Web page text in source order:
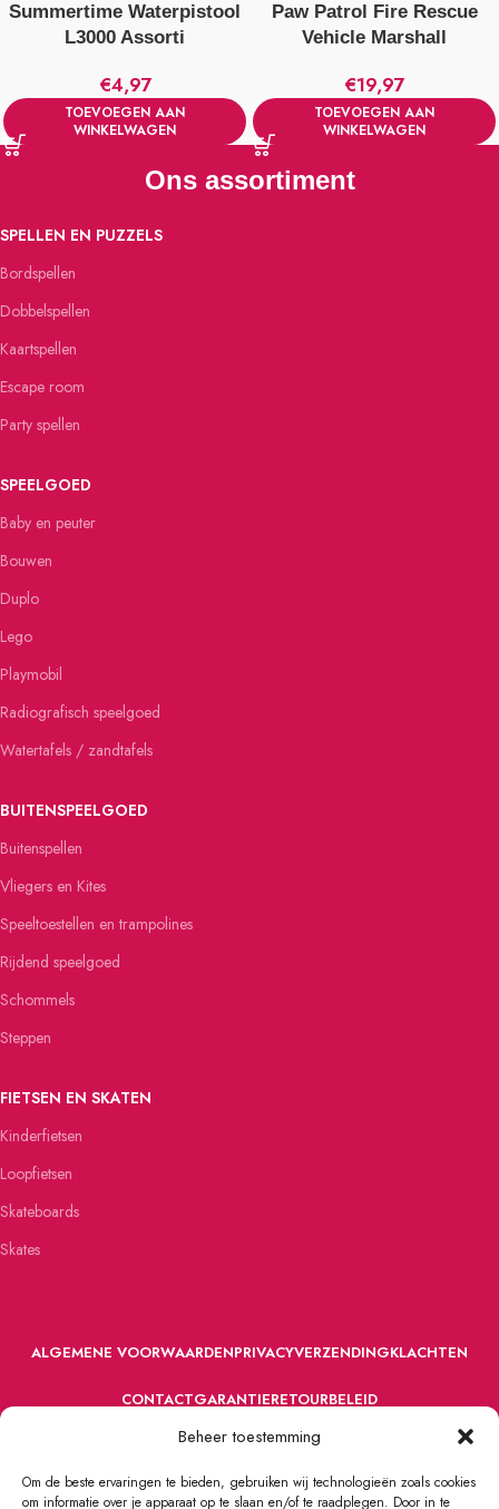
Beheer toestemming
Om de beste ervaringen te bieden, gebruiken wij technologieën zoals cookies
om informatie over je apparaat op te slaan en/of te raadplegen. Door in te
Summertime Waterpistool
L3000 Assorti
€4,97
TOEVOEGEN AAN
WINKELWAGEN
Paw Patrol Fire Rescue
Vehicle Marshall
€19,97
TOEVOEGEN AAN
WINKELWAGEN
Ons assortiment
SPELLEN EN PUZZELS
Bordspellen
Dobbelspellen
Kaartspellen
Escape room
Party spellen
SPEELGOED
Baby en peuter
Bouwen
Duplo
Lego
Playmobil
Radiografisch speelgoed
Watertafels / zandtafels
BUITENSPEELGOED
Buitenspellen
Vliegers en Kites
Speeltoestellen en trampolines
Rijdend speelgoed
Schommels
Steppen
FIETSEN EN SKATEN
Kinderfietsen
Loopfietsen
Skateboards
Skates
ALGEMENE VOORWAARDENPRIVACYVERZENDINGKLACHTEN
CONTACTGARANTIERETOURBELEID